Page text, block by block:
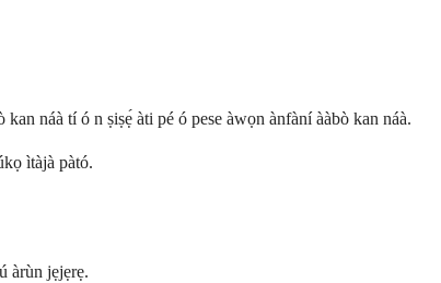
náà tí ó n ṣiṣẹ́ àti pé ó pese àwọn ànfàní ààbò kan náà.
ìtàjà pàtó.
àrùn jẹjẹrẹ.